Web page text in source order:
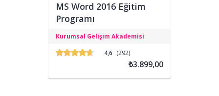
MS Word 2016 Eğitim
Programı
daha kolay ve hızlı bir şekilde
oluşturmanız için gerekli olan
yetkinliklerin kazandırılması
Kurumsal Gelişim Akademisi
4,6 (292)
₺3.899,00